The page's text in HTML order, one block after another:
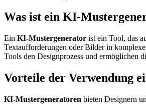
Was ist ein KI-
Ein KI-Mustergenerator ist ein Tool, das
Textaufforderungen oder Bilder in
Tools den Designprozess und ermöglichen
Vorteile der Verwendung
KI-Mustergeneratoren bieten Designern